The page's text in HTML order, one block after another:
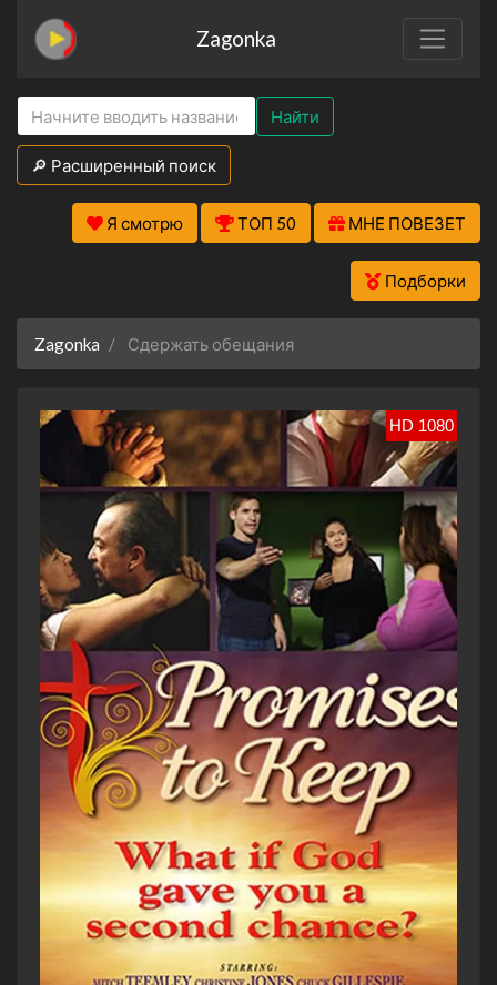
Zagonka
Найти
🔎 Расширенный поиск
Я смотрю ТОП 50 МНЕ ПОВЕЗЕТ
Подборки
Zagonka Сдержать обещания
HD 1080